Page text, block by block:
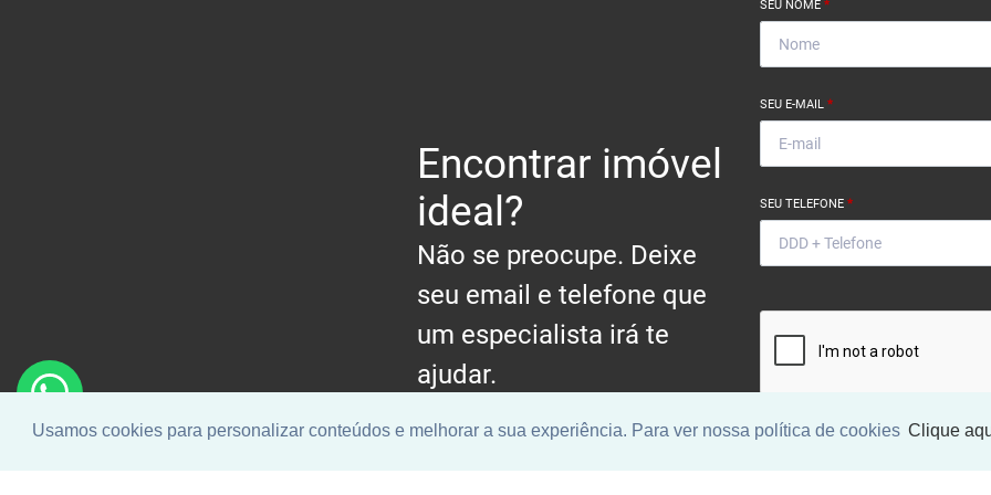
Usamos cookies para personalizar conteúdos e melhorar a sua experiência. Para ver nossa política de cookies Clique
Encontrar imóvel
ideal?
Não se preocupe. Deixe
seu email e telefone que
um especialista irá te
ajudar.
SEU NOME *
SEU E-MAIL *
SEU TELEFONE *